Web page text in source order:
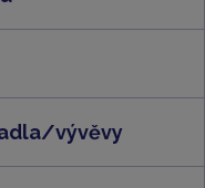
vývěvy